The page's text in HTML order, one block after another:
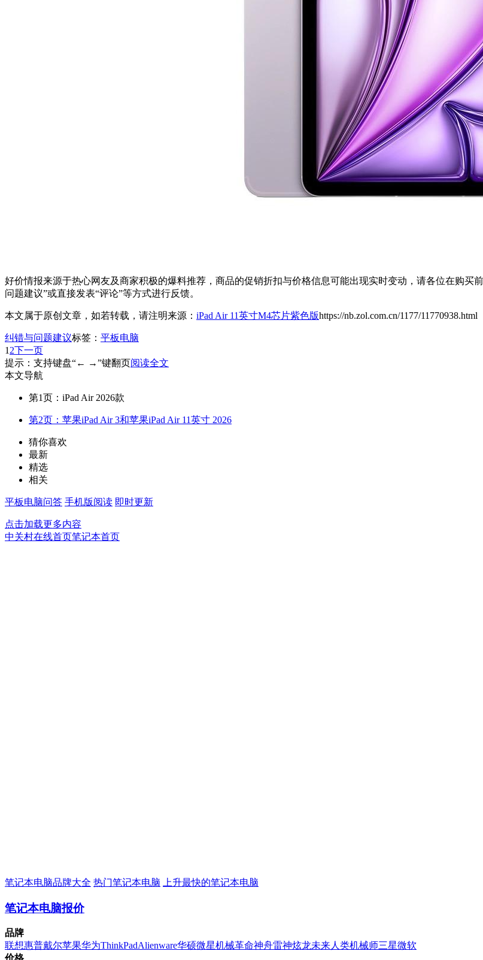
好价情报来源于热心网友及商家积极的爆料推荐，商品的促销折扣与价格信息可能出现实时变动，请各位在购买
问题建议”或直接发表“评论”等方式进行反馈。
本文属于原创文章，如若转载，请注明来源： iPad Air 11英寸M4芯片紫色版https://nb.zol.com.cn/1177/11770938.html
纠错与问题建议标签： 平板电脑
1 2下一页
提示：支持键盘“← →”键翻页阅读全文
本文导航
第1页：iPad Air 2026款
第2页：苹果iPad Air 3和苹果iPad Air 11英寸 2026
猜你喜欢
最新
精选
相关
平板电脑问答 手机版阅读 即时更新
点击加载更多内容
中关村在线首页笔记本首页
笔记本电脑品牌大全 热门笔记本电脑 上升最快的笔记本电脑
笔记本电脑报价
品牌
联想惠普戴尔苹果华为ThinkPadAlienware华硕微星机械革命神舟雷神炫龙未来人类机械师三星微软